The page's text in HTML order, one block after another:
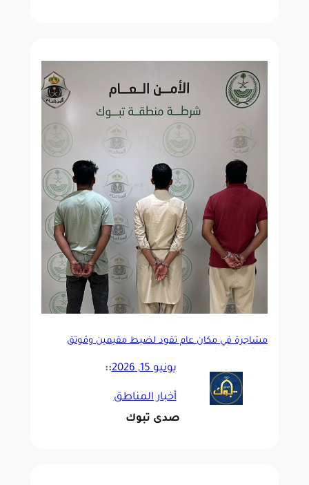
مشاجرة في مكان عام تقود لضبط مقيمين ومُوثّق
يونيو 15, 2026 ::
أخبار المناطق
صدى تبوك